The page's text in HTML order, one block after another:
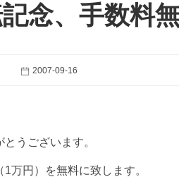
念、手数料
2007-09-16
うございます。
万円）を無料に致します。